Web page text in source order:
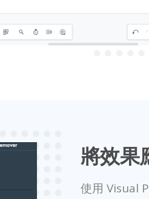
將效果
使用 Visual